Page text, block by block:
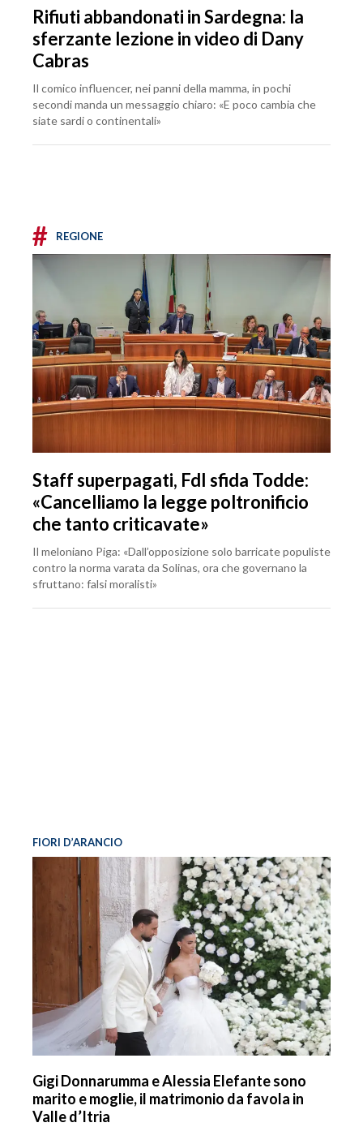
Rifiuti abbandonati in Sardegna: la
sferzante lezione in video di Dany
Cabras
Il comico influencer, nei panni della mamma, in pochi
secondi manda un messaggio chiaro: «E poco cambia che
siate sardi o continentali»
# REGIONE
Staff superpagati, FdI sfida Todde:
«Cancelliamo la legge poltronificio
che tanto criticavate»
Il meloniano Piga: «Dall’opposizione solo barricate populiste
contro la norma varata da Solinas, ora che governano la
sfruttano: falsi moralisti»
FIORI D’ARANCIO
Gigi Donnarumma e Alessia Elefante sono
marito e moglie, il matrimonio da favola in
Valle d’Itria